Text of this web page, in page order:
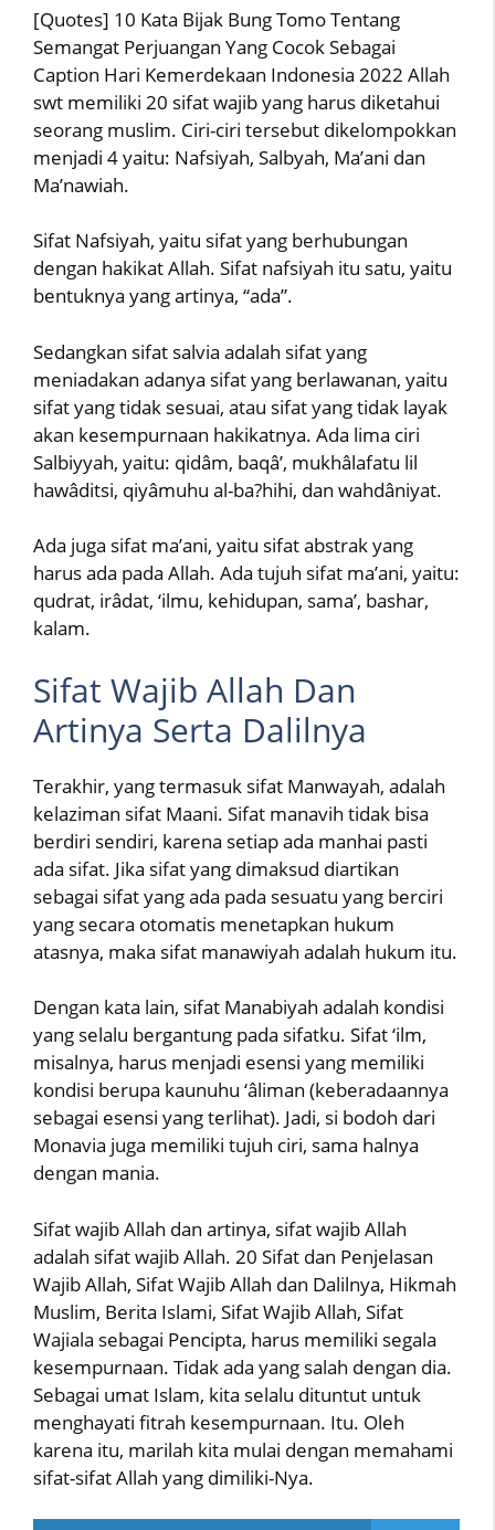
[Quotes] 10 Kata Bijak Bung Tomo Tentang
Semangat Perjuangan Yang Cocok Sebagai
Caption Hari Kemerdekaan Indonesia 2022 Allah
swt memiliki 20 sifat wajib yang harus diketahui
seorang muslim. Ciri-ciri tersebut dikelompokkan
menjadi 4 yaitu: Nafsiyah, Salbyah, Ma’ani dan
Ma’nawiah.
Sifat Nafsiyah, yaitu sifat yang berhubungan
dengan hakikat Allah. Sifat nafsiyah itu satu, yaitu
bentuknya yang artinya, “ada”.
Sedangkan sifat salvia adalah sifat yang
meniadakan adanya sifat yang berlawanan, yaitu
sifat yang tidak sesuai, atau sifat yang tidak layak
akan kesempurnaan hakikatnya. Ada lima ciri
Salbiyyah, yaitu: qidâm, baqâ’, mukhâlafatu lil
hawâditsi, qiyâmuhu al-ba?hihi, dan wahdâniyat.
Ada juga sifat ma’ani, yaitu sifat abstrak yang
harus ada pada Allah. Ada tujuh sifat ma’ani, yaitu:
qudrat, irâdat, ‘ilmu, kehidupan, sama’, bashar,
kalam.
Sifat Wajib Allah Dan
Artinya Serta Dalilnya
Terakhir, yang termasuk sifat Manwayah, adalah
kelaziman sifat Maani. Sifat manavih tidak bisa
berdiri sendiri, karena setiap ada manhai pasti
ada sifat. Jika sifat yang dimaksud diartikan
sebagai sifat yang ada pada sesuatu yang berciri
yang secara otomatis menetapkan hukum
atasnya, maka sifat manawiyah adalah hukum itu.
Dengan kata lain, sifat Manabiyah adalah kondisi
yang selalu bergantung pada sifatku. Sifat ‘ilm,
misalnya, harus menjadi esensi yang memiliki
kondisi berupa kaunuhu ‘âliman (keberadaannya
sebagai esensi yang terlihat). Jadi, si bodoh dari
Monavia juga memiliki tujuh ciri, sama halnya
dengan mania.
Sifat wajib Allah dan artinya, sifat wajib Allah
adalah sifat wajib Allah. 20 Sifat dan Penjelasan
Wajib Allah, Sifat Wajib Allah dan Dalilnya, Hikmah
Muslim, Berita Islami, Sifat Wajib Allah, Sifat
Wajiala sebagai Pencipta, harus memiliki segala
kesempurnaan. Tidak ada yang salah dengan dia.
Sebagai umat Islam, kita selalu dituntut untuk
menghayati fitrah kesempurnaan. Itu. Oleh
karena itu, marilah kita mulai dengan memahami
sifat-sifat Allah yang dimiliki-Nya.